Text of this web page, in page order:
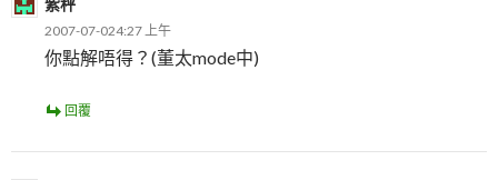
2007-07-024:27 上午
你點解唔得？(董太mode中)
回覆